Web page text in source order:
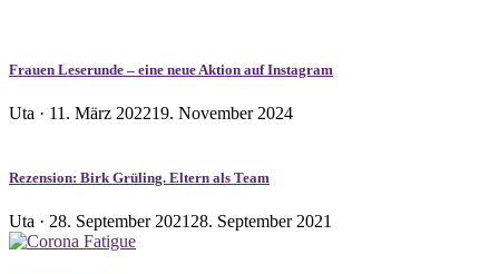
Frauen Leserunde – eine neue Aktion auf Instagram
Uta · Veröffentlicht
11. März 202219. November 2024
Rezension: Birk Grüling. Eltern als Team
Uta · Veröffentlicht
am
28. September 2021 28. September 2021